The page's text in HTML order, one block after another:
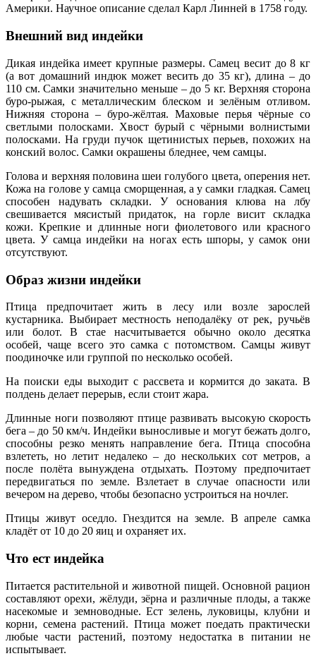
Америки. Научное описание сделал Карл Линней в 1758 году.
Внешний вид индейки
Дикая индейка имеет крупные размеры. Самец весит до 8 кг
(а вот домашний индюк может весить до 35 кг), длина – до
110 см. Самки значительно меньше – до 5 кг. Верхняя сторона
буро-рыжая, с металлическим блеском и зелёным отливом.
Нижняя сторона – буро-жёлтая. Маховые перья чёрные со
светлыми полосками. Хвост бурый с чёрными волнистыми
полосками. На груди пучок щетинистых перьев, похожих на
конский волос. Самки окрашены бледнее, чем самцы.
Голова и верхняя половина шеи голубого цвета, оперения нет.
Кожа на голове у самца сморщенная, а у самки гладкая. Самец
способен надувать складки. У основания клюва на лбу
свешивается мясистый придаток, на горле висит складка
кожи. Крепкие и длинные ноги фиолетового или красного
цвета. У самца индейки на ногах есть шпоры, у самок они
отсутствуют.
Образ жизни индейки
Птица предпочитает жить в лесу или возле зарослей
кустарника. Выбирает местность неподалёку от рек, ручьёв
или болот. В стае насчитывается обычно около десятка
особей, чаще всего это самка с потомством. Самцы живут
поодиночке или группой по несколько особей.
На поиски еды выходит с рассвета и кормится до заката. В
полдень делает перерыв, если стоит жара.
Длинные ноги позволяют птице развивать высокую скорость
бега – до 50 км/ч. Индейки выносливые и могут бежать долго,
способны резко менять направление бега. Птица способна
взлететь, но летит недалеко – до нескольких сот метров, а
после полёта вынуждена отдыхать. Поэтому предпочитает
передвигаться по земле. Взлетает в случае опасности или
вечером на дерево, чтобы безопасно устроиться на ночлег.
Птицы живут оседло. Гнездится на земле. В апреле самка
кладёт от 10 до 20 яиц и охраняет их.
Что ест индейка
Питается растительной и животной пищей. Основной рацион
составляют орехи, жёлуди, зёрна и различные плоды, а также
насекомые и земноводные. Ест зелень, луковицы, клубни и
корни, семена растений. Птица может поедать практически
любые части растений, поэтому недостатка в питании не
испытывает.